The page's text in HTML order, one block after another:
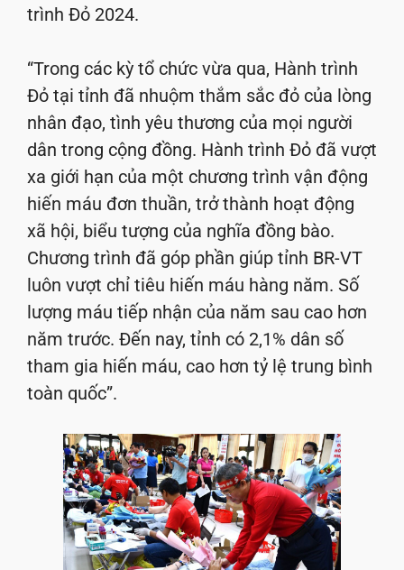
trình Đỏ 2024.
“Trong các kỳ tổ chức vừa qua, Hành trình
Đỏ tại tỉnh đã nhuộm thắm sắc đỏ của lòng
nhân đạo, tình yêu thương của mọi người
dân trong cộng đồng. Hành trình Đỏ đã vượt
xa giới hạn của một chương trình vận động
hiến máu đơn thuần, trở thành hoạt động
xã hội, biểu tượng của nghĩa đồng bào.
Chương trình đã góp phần giúp tỉnh BR-VT
luôn vượt chỉ tiêu hiến máu hàng năm. Số
lượng máu tiếp nhận của năm sau cao hơn
năm trước. Đến nay, tỉnh có 2,1% dân số
tham gia hiến máu, cao hơn tỷ lệ trung bình
toàn quốc”.